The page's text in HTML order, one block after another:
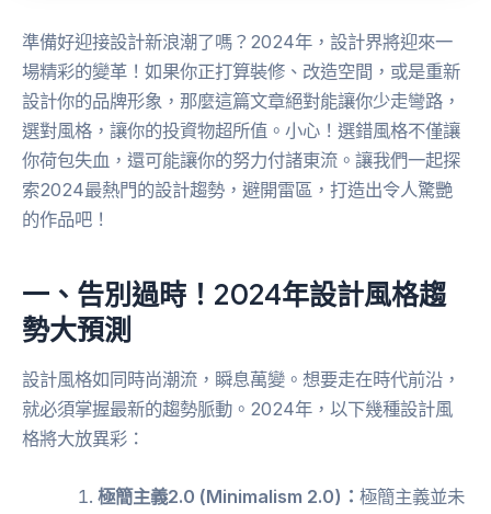
準備好迎接設計新浪潮了嗎？2024年，設計界將迎來一
場精彩的變革！如果你正打算裝修、改造空間，或是重新
設計你的品牌形象，那麼這篇文章絕對能讓你少走彎路，
選對風格，讓你的投資物超所值。小心！選錯風格不僅讓
你荷包失血，還可能讓你的努力付諸東流。讓我們一起探
索2024最熱門的設計趨勢，避開雷區，打造出令人驚艷
的作品吧！
一、告別過時！2024年設計風格趨
勢大預測
設計風格如同時尚潮流，瞬息萬變。想要走在時代前沿，
就必須掌握最新的趨勢脈動。2024年，以下幾種設計風
格將大放異彩：
極簡主義2.0 (Minimalism 2.0)：極簡主義並未